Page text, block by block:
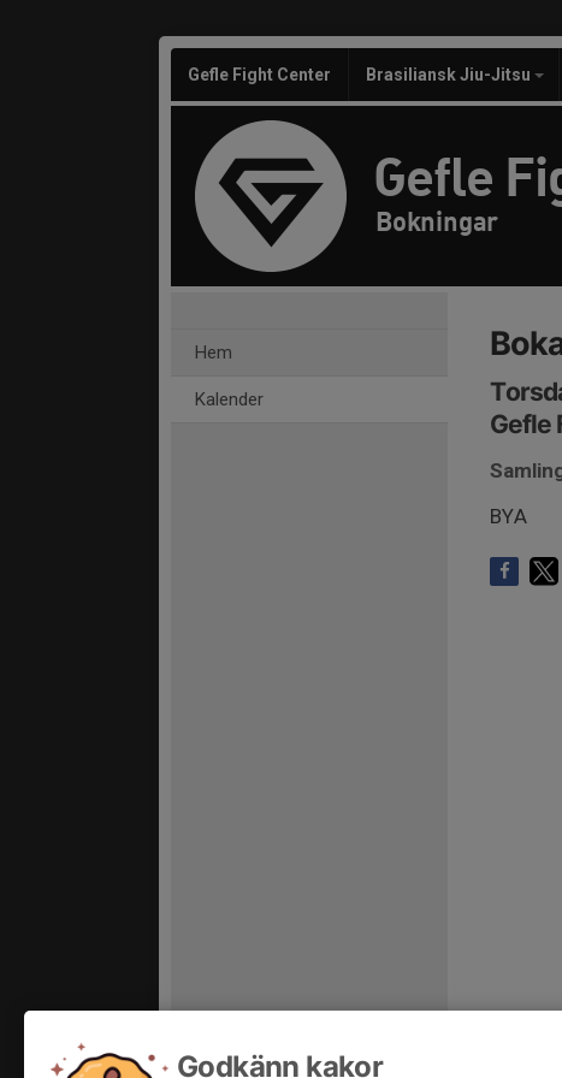
Gefle Fight Center Brasiliansk Jiu-Jitsu
Gefle
Bokningar
Hem
Kalender
Gefle
BYA
Godkänn kakor